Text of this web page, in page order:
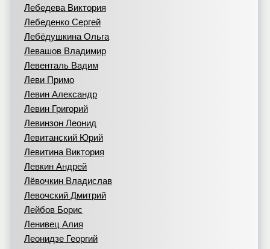
Лебедева Виктория
Лебеденко Сергей
Лебёдушкина Ольга
Левашов Владимир
Левенталь Вадим
Леви Примо
Левин Александр
Левин Григорий
Левинзон Леонид
Левитанский Юрий
Левитина Виктория
Левкин Андрей
Лёвочкин Владислав
Левочский Дмитрий
Лейбов Борис
Ленивец Алия
Леонидзе Георгий